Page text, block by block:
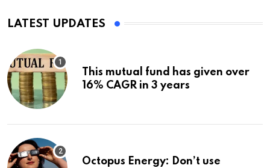
LATEST UPDATES
This mutual fund has given over
16% CAGR in 3 years
Octopus Energy: Don’t use